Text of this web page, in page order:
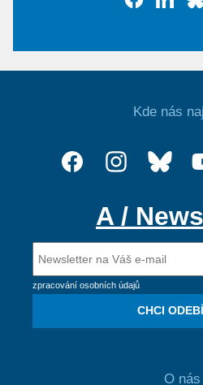
Kde nás
A /
zpracování osobních údajů
CHCI
O nás